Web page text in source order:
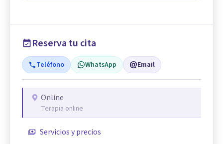
Reserva tu cita
Teléfono WhatsApp Email
Online
Terapia online
Servicios y precios